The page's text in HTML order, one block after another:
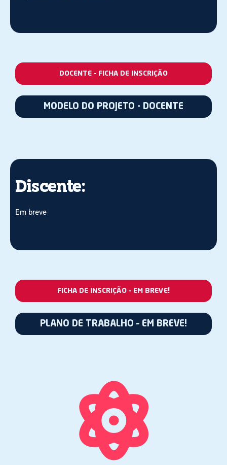
DOCENTE - FICHA DE INSCRIÇÃO
MODELO DO PROJETO - DOCENTE
Discente:
Em breve
FICHA DE INSCRIÇÃO – EM BREVE!
PLANO DE TRABALHO – EM BREVE!